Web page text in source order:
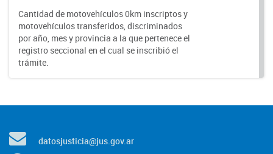
Cantidad de motovehículos 0km inscriptos y
motovehículos transferidos, discriminados
por año, mes y provincia a la que pertenece el
registro seccional en el cual se inscribió el
trámite.
datosjusticia@jus.gov.ar